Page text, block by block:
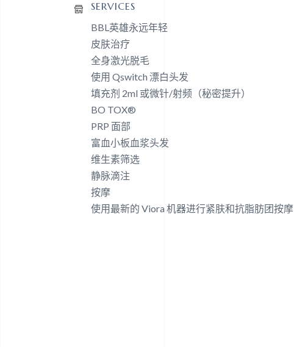
SERVICES
BBL英雄永远年轻
皮肤治疗
全身激光脱毛
使用 Qswitch 漂白头发
填充剂 2ml 或微针/射频（秘密提升）
BO TOX®
PRP 面部
富血小板血浆头发
维生素筛选
静脉滴注
按摩
使用最新的 Viora 机器进行紧肤和抗脂肪团按摩